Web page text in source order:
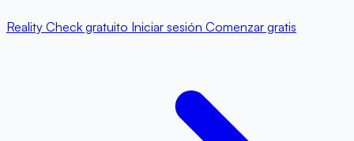
Reality Check gratuito Iniciar sesión Comenzar gratis